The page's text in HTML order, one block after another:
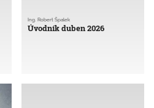
Úvodník duben 2026
Ing. Robert Špalek